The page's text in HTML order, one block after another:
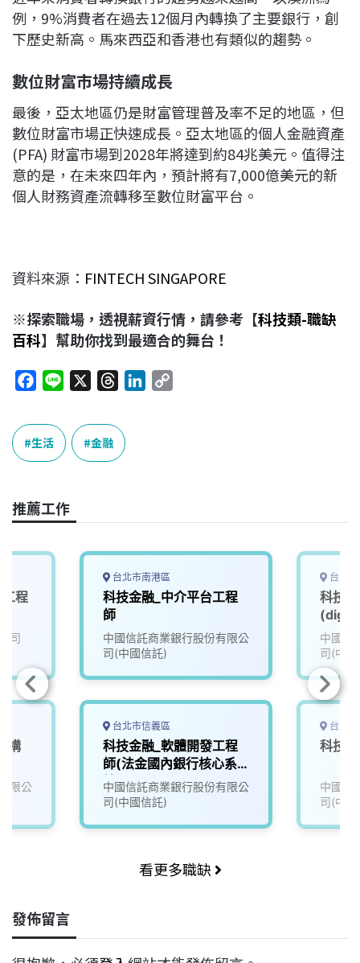
例，9%消費者在過去12個月內轉換了主要銀行，創
下歷史新高。馬來西亞和香港也有類似的趨勢。
數位財富市場持續成長
最後，亞太地區仍是財富管理普及率不足的地區，但
數位財富市場正快速成長。亞太地區的個人金融資產
(PFA) 財富市場到2028年將達到約84兆美元。值得注
意的是，在未來四年內，預計將有7,000億美元的新
個人財務資產流轉移至數位財富平台。
資料來源： FINTECH SINGAPORE
※探索職場，透視薪資行情，請參考【科技類-職缺
百科】幫助你找到最適合的舞台！
c
e
b
o
k
e
e
a
n
k
生活 金融
推薦工作
程
司
構
限公
台北市南港區
科技金融_中介平台工程
師
中國信託商業銀行股份有限公
司(中國信託)
台北市信義區
科技金融_軟體開發工程
師(法金國內銀行核心系
統)
中國信託商業銀行股份有限公
司(中國信託)
台北
科技
中國信
司(中
台北
科技
中國信
司(中
看更多職缺
發佈留言